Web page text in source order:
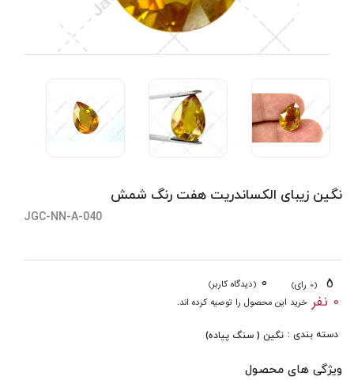
نگین زیبای الکساندریت هفت رنگ شمش
JGC-NN-A-040
(0 رای) 0 (دیدگاه کاربر)
0 نفر خرید این محصول را توصیه کرده اند.
دسته بندی : نگین ( سنگ پیاده)
ویژگی های محصول